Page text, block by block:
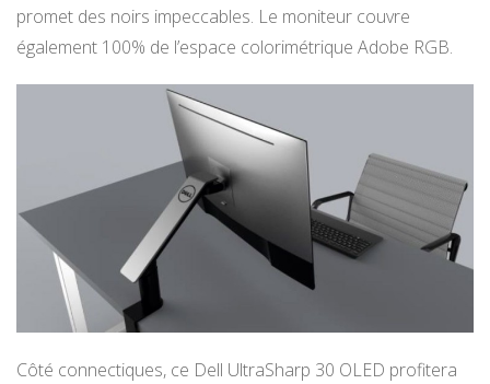
promet des noirs impeccables. Le moniteur couvre
également 100% de l’espace colorimétrique Adobe RGB.
Côté connectiques, ce Dell UltraSharp 30 OLED profitera